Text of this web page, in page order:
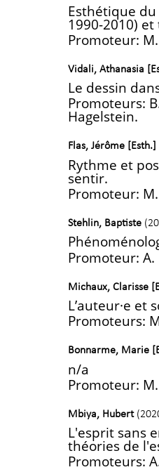
Esthétique
1990-2010)
Promoteur:
Vidali, Athanasia
Le dessin
Promoteurs:
Hagelstein.
Flas, Jérôme [Esth.]
Rythme et
sentir.
Promoteur:
Stehlin, Baptiste
Promoteur:
Michaux, Clarisse
L’auteur·e
Promoteurs:
Bonnarme, Marie
n/a
Promoteur:
Mbiya, Hubert
L'esprit sans
théories de
Promoteurs: